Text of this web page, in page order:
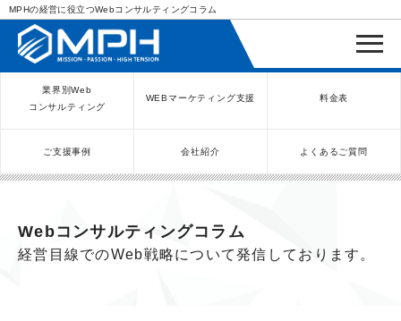
MPHの経営に役立つWebコンサルティングコラム
業界別Web
コンサルティング
WEBマーケティング支援 料金表
ご支援事例 会社紹介 よくあるご質問
Webコンサルティングコラム
経営目線でのWeb戦略について発信しております。